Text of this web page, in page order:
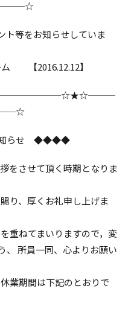
ト等をお知らせしていま
ム 【2016.12.12】
知らせ ◆◆◆◆
をさせて頂く時期となりま
り、厚くお礼申し上げま
重ねてまいりますので，変
、 所員一同、心よりお願い
業期間は下記のとおりで